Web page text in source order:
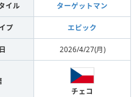
イル ターゲットマン
プ エピック
2026/4/27(月)
チェコ